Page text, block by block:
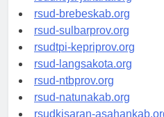
rsudkoja-jakarta.org
rsud-brebeskab.org
rsud-sulbarprov.org
rsudtpi-kepriprov.org
rsud-langsakota.org
rsud-ntbprov.org
rsud-natunakab.org